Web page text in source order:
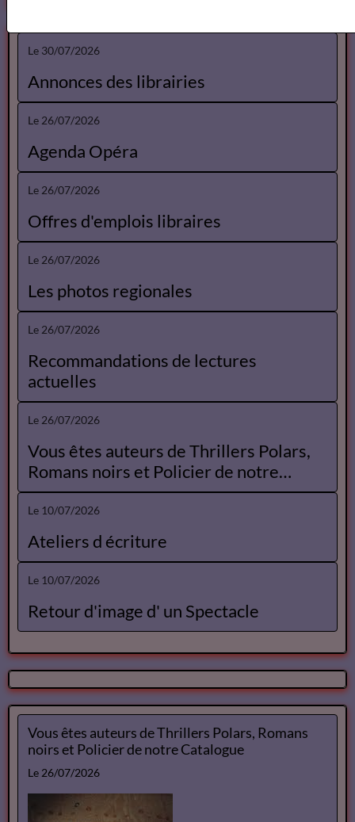
Le 30/07/2026
Annonces des librairies
Le 26/07/2026
Agenda Opéra
Le 26/07/2026
Offres d'emplois libraires
Le 26/07/2026
Les photos regionales
Le 26/07/2026
Recommandations de lectures
actuelles
Le 26/07/2026
Vous êtes auteurs de Thrillers Polars,
Romans noirs et Policier de notre
Catalogue
Le 10/07/2026
Ateliers d écriture
Le 10/07/2026
Retour d'image d' un Spectacle
Vous êtes auteurs de Thrillers Polars, Romans
noirs et Policier de notre Catalogue
Le 26/07/2026